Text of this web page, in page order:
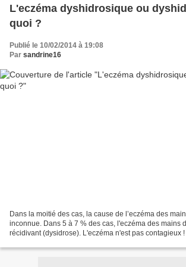
L'eczéma dyshidrosique ou
quoi ?
Publié le 10/02/2014 à 19:08
Par sandrine16
Dans la moitié des cas, la cause de l’eczéma des
inconnue. Dans 5 à 7 % des cas, l'eczéma des mains
récidivant (dysidrose). L'eczéma n'est pas contagieux